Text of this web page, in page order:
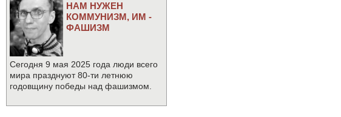
НАМ НУЖЕН
КОММУНИЗМ, ИМ -
ФАШИЗМ
Сегодня 9 мая 2025 года люди всего
мира празднуют 80-ти летнюю
годовщину победы над фашизмом.